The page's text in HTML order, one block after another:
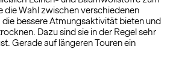
die Wahl zwischen verschiedenen
bessere Atmungsaktivität bieten und
Dazu sind sie in der Regel sehr
Gerade auf längeren Touren ein